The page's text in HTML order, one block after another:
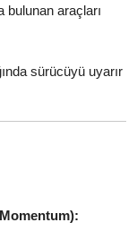
bulunan araçları
sürücüyü uyarır